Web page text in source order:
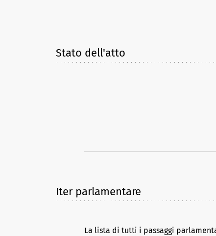
Stato dell'atto
Iter parlamentare
La lista di tutti i passaggi